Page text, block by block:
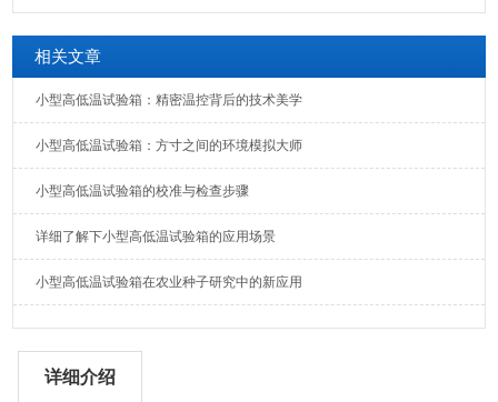
相关文章
小型高低温试验箱：精密温控背后的技术美学
小型高低温试验箱：方寸之间的环境模拟大师
小型高低温试验箱的校准与检查步骤
详细了解下小型高低温试验箱的应用场景
小型高低温试验箱在农业种子研究中的新应用
详细介绍